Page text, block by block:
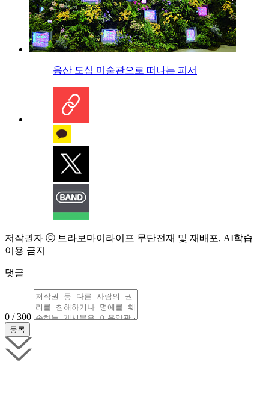
용산 도심 미술관으로 떠나는 피서
저작권자 ⓒ 브라보마이라이프 무단전재 및 재배포, AI학습
이용 금지
댓글
0 / 300